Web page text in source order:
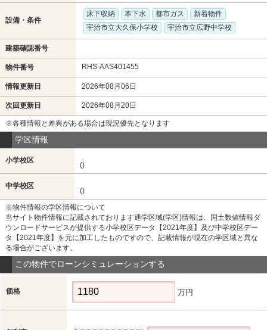
設備・条件
床下収納 本下水 都市ガス
新着物件
宇治市立大久保小学校
宇治市立広野中学校
建築確認番号
物件番号 RHS-AAS401455
情報更新日 2026年08月06日
次回更新日 2026年08月20日
※各種情報と差異がある場合は現況優先となります
学区情報
小学校区
()
中学校区
()
※物件情報の学区情報について
当サイト物件情報に記載されております通学区域(学区)情報は、国土数値情報ダ
ウンロードサービスが提供する小学校区データ【2021年度】及び中学校区デー
タ【2021年度】を元に加工したものですので、記載情報が現在の学区域と異な
る場合がございます。
この物件でローンシミュレーションする
価格 万円